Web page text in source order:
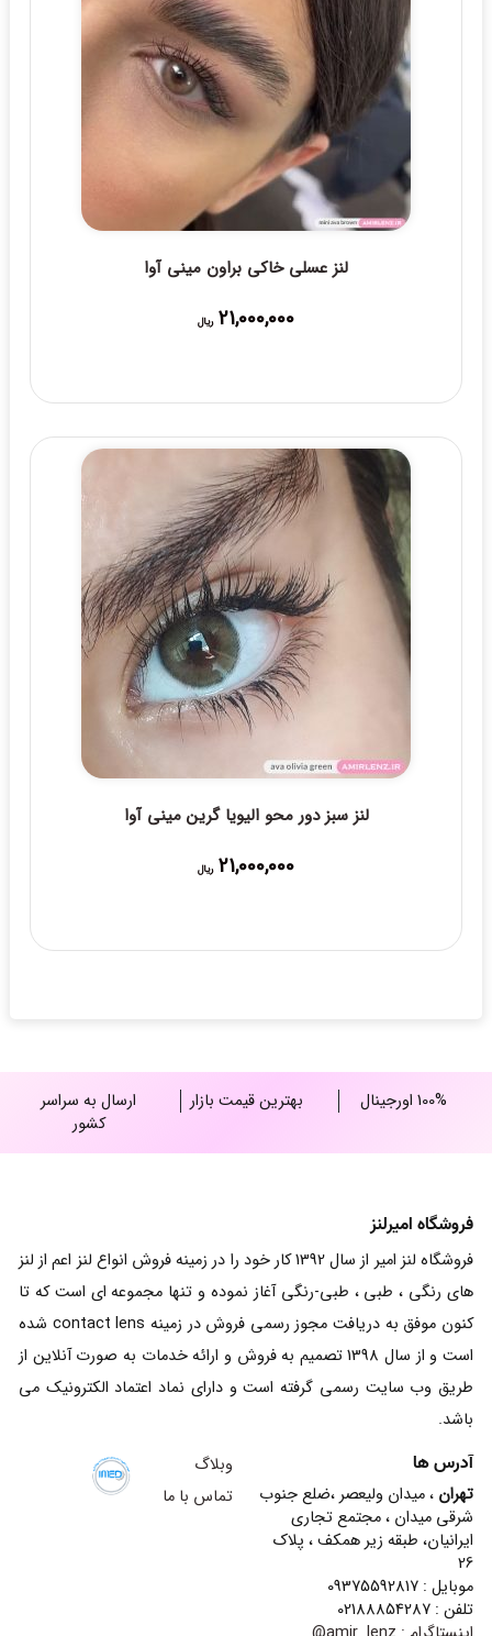
لنز عسلی خاکی براون مینی آوا
21,000,000 ریال
لنز سبز دور محو الیویا گرین مینی آوا
21,000,000 ریال
100% اورجینال بهترین قیمت بازار
ارسال به سراسر
کشور
فروشگاه امیرلنز
فروشگاه لنز امیر از سال 1392 کار خود را در زمینه فروش انواع لنز اعم از لنز
های رنگی ، طبی ، طبی-رنگی آغاز نموده و تنها مجموعه ای است که تا
کنون موفق به دریافت مجوز رسمی فروش در زمینه contact lens شده
است و از سال 1398 تصمیم به فروش و ارائه خدمات به صورت آنلاین از
طریق وب سایت رسمی گرفته است و دارای نماد اعتماد الکترونیک می
باشد.
آدرس ها
تهران ، میدان ولیعصر ،ضلع جنوب
شرقی میدان ، مجتمع تجاری
ایرانیان، طبقه زیر همکف ، پلاک
26
موبایل : 09375592817
تلفن : 02188854287
وبلاگ
تماس با ما